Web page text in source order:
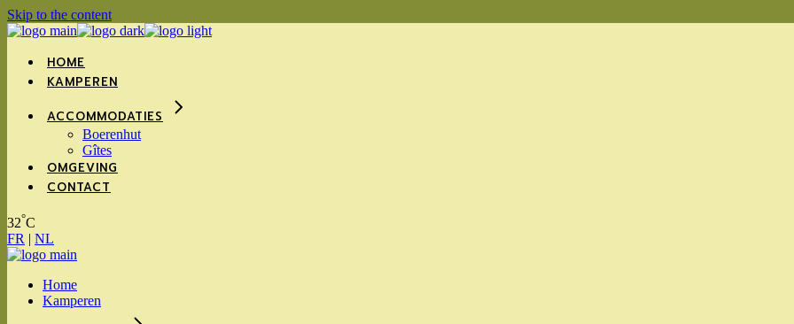
Skip to the content
HOME
KAMPEREN
ACCOMMODATIES
Boerenhut
Gîtes
OMGEVING
CONTACT
32°C
FR | NL
Home
Kamperen